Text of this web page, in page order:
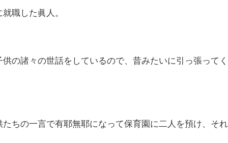
職した眞人。
の諸々の世話をしているので、昔みたいに引っ張ってく
ちの一言で有耶無耶になって保育園に二人を預け、そ